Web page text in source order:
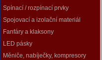
Spínací / rozpínací prvky
Spojovací a izolační materiál
Fanfáry a klaksony
LED pásky
Měniče, nabíječky, kompresory